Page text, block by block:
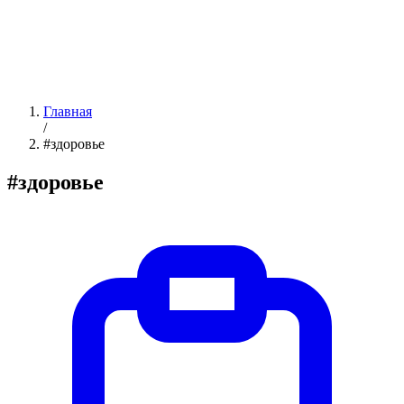
Главная
/
#здоровье
#здоровье